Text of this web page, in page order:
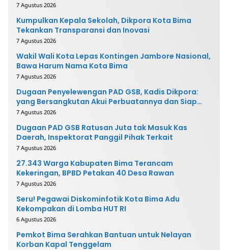
7 Agustus 2026
Kumpulkan Kepala Sekolah, Dikpora Kota Bima
Tekankan Transparansi dan Inovasi
7 Agustus 2026
Wakil Wali Kota Lepas Kontingen Jambore Nasional,
Bawa Harum Nama Kota Bima
7 Agustus 2026
Dugaan Penyelewengan PAD GSB, Kadis Dikpora:
yang Bersangkutan Akui Perbuatannya dan Siap
Mengembalikan Uang
7 Agustus 2026
Dugaan PAD GSB Ratusan Juta tak Masuk Kas
Daerah, Inspektorat Panggil Pihak Terkait
7 Agustus 2026
27.343 Warga Kabupaten Bima Terancam
Kekeringan, BPBD Petakan 40 Desa Rawan
7 Agustus 2026
Seru! Pegawai Diskominfotik Kota Bima Adu
Kekompakan di Lomba HUT RI
6 Agustus 2026
Pemkot Bima Serahkan Bantuan untuk Nelayan
Korban Kapal Tenggelam